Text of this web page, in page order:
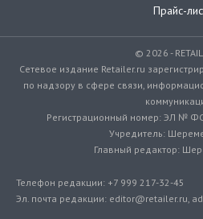
Прайс-
© 2026 -
Сетевое издание Retailer.ru
по надзору в сфере связи,
Регистрационный номер: ЭЛ №
Учредитель:
Главный редактор:
Телефон редакции: +7 999 217-32-45
Эл. почта редакции: editor@retailer.ru,